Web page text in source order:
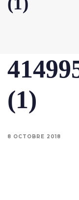
(1)
8 OCTOBRE 2018